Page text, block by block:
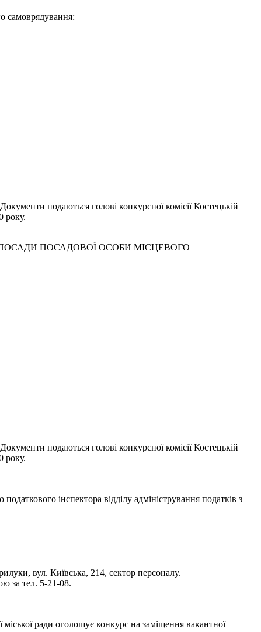
самоврядування:
подаються голові конкурсної комісії Костецькій
року.
ПОСАДОВОЇ ОСОБИ МІСЦЕВОГО
подаються голові конкурсної комісії Костецькій
року.
інспектора відділу адміністрування податків з
вул. Київська, 214, сектор персоналу.
за тел. 5-21-08.
ради оголошує конкурс на заміщення вакантної